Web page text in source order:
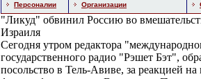
Персоналии Организации
"Ликуд" обвинил Россию во
Израиля
Сегодня утром редактора
государственного радио "Рэшет Бэт",
посольство в Тель-Авиве, за реакцией на